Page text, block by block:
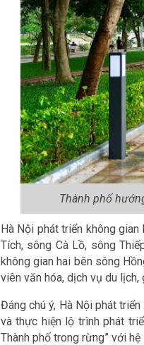
Thành phố
Hà Nội phát triển không
Tích, sông Cà Lồ, sông
không gian hai bên sông
viên văn hóa, dịch vụ du
Đáng chú ý, Hà Nội phát
và thực hiện lộ trình phát
Thành phố trong rừng” với